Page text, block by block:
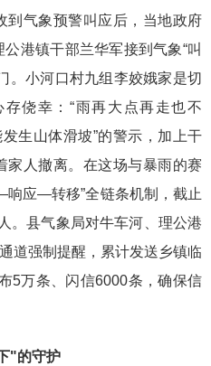
到气象预警叫应后，当地政府
公港镇干部兰华军接到气象“叫
。小河口村九组李姣娥家是切
侥幸：“雨再大点再走也不
生山体滑坡”的警示，加上干
家人撤离。在这场与暴雨的赛
响应—转移”全链条机制
， 截止
。县气象局对牛车河
理公港
道强制提醒，累计发送乡镇临
5万条、闪信6000条 ，确保信
"的守护